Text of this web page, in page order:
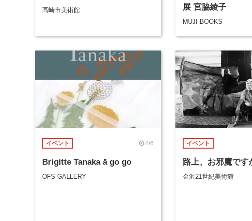
高崎市美術館
展 宮脇綾子
MUJI BOOKS
イベント 8/6
Brigitte Tanaka ā go go
OFS GALLERY
イベント
路上、お邪魔です
金沢21世紀美術館